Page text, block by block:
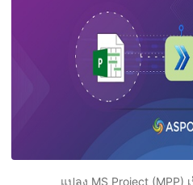
แปลง MS Project (MPP)